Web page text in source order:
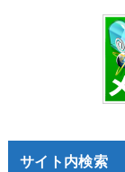
サイト内検索